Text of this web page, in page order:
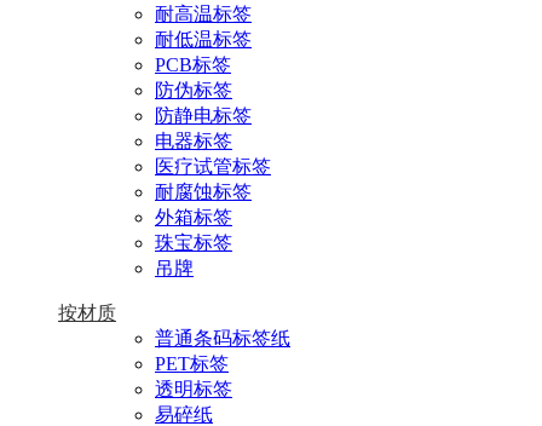
耐高温标签
耐低温标签
PCB标签
防伪标签
防静电标签
电器标签
医疗试管标签
耐腐蚀标签
外箱标签
珠宝标签
吊牌
按材质
普通条码标签纸
PET标签
透明标签
易碎纸